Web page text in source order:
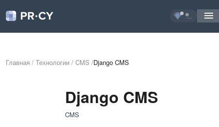
...
Главная / Технологии / CMS /Django CMS
Django CMS
CMS